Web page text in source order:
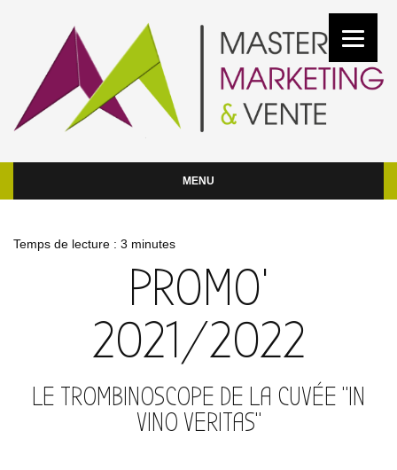
MENU
Temps de lecture : 3 minutes
PROMO'
2021/2022
LE TROMBINOSCOPE DE LA CUVÉE "IN
VINO VERITAS"